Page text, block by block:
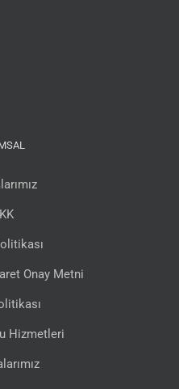
Onay Metni
Hizmetleri